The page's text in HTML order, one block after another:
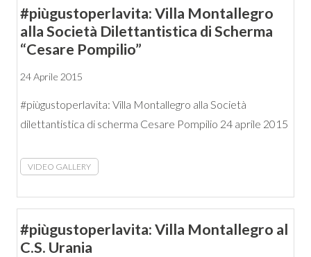
#piùgustoperlavita: Villa Montallegro
alla Società Dilettantistica di Scherma
“Cesare Pompilio”
24 Aprile 2015
#piùgustoperlavita: Villa Montallegro alla Società
dilettantistica di scherma Cesare Pompilio 24 aprile 2015
VIDEO GALLERY
#piùgustoperlavita: Villa Montallegro al
C.S. Urania